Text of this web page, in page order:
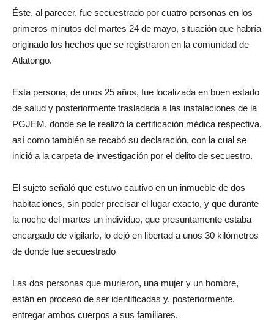
Éste, al parecer, fue secuestrado por cuatro personas en los
primeros minutos del martes 24 de mayo, situación que habría
originado los hechos que se registraron en la comunidad de
Atlatongo.
Esta persona, de unos 25 años, fue localizada en buen estado
de salud y posteriormente trasladada a las instalaciones de la
PGJEM, donde se le realizó la certificación médica respectiva,
así como también se recabó su declaración, con la cual se
inició a la carpeta de investigación por el delito de secuestro.
El sujeto señaló que estuvo cautivo en un inmueble de dos
habitaciones, sin poder precisar el lugar exacto, y que durante
la noche del martes un individuo, que presuntamente estaba
encargado de vigilarlo, lo dejó en libertad a unos 30 kilómetros
de donde fue secuestrado
Las dos personas que murieron, una mujer y un hombre,
están en proceso de ser identificadas y, posteriormente,
entregar ambos cuerpos a sus familiares.